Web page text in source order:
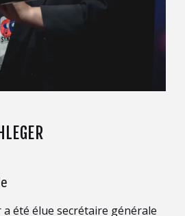
a été élue secrétaire générale